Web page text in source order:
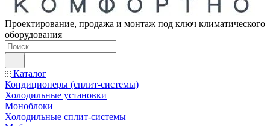
Проектирование, продажа и монтаж под ключ климатического
оборудования
Каталог
Кондиционеры (сплит-системы)
Холодильные установки
Моноблоки
Холодильные сплит-системы